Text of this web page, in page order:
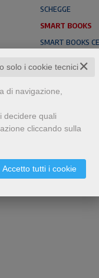
✕
solo i cookie tecnici
di navigazione,
decidere quali
cliccando sulla
Accetto tutti i cookie
SCHEGGE
SMART BOOKS
SMART BOOKS
SMART BOOKS
EDITRICI
FACOLTÀ